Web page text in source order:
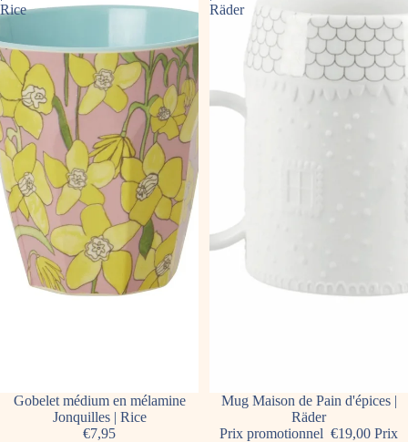
Rice
Gobelet médium en mélamine
Jonquilles | Rice
€7,95
Räder
Promotion
Mug Maison de Pain d'épices |
Räder
Prix promotionnel €19,00 Prix